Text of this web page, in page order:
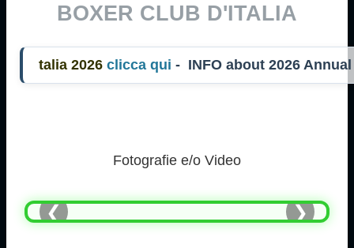
BOXER CLUB D'ITALIA
lia 2026 clicca qui- INFO about 2026 Annual
Fotografie e/o Video
❮ ❯